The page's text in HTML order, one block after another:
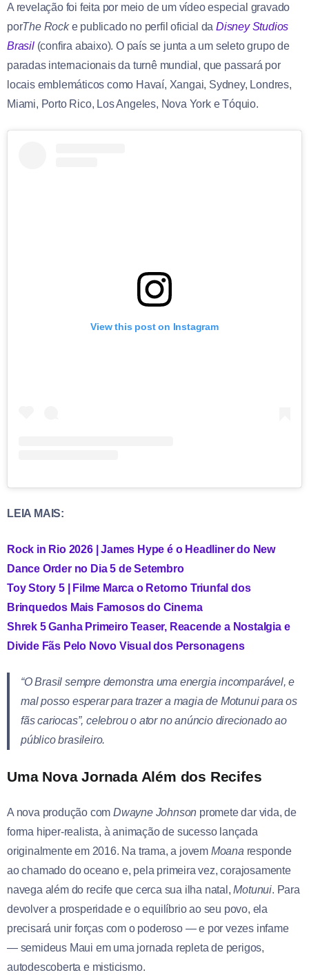
A revelação foi feita por meio de um vídeo especial gravado
porThe Rocke publicado no perfil oficial daDisney Studios
Brasil(confira abaixo). O país se junta a um seleto grupo de
paradas internacionais da turnê mundial, que passará por
locais emblemáticos como Havaí, Xangai, Sydney, Londres,
Miami, Porto Rico, Los Angeles, Nova York e Tóquio.
View this post on Instagram
LEIA MAIS:
Rock in Rio 2026 | James Hype é o Headliner do New
Dance Order no Dia 5 de Setembro
Toy Story 5 | Filme Marca o Retorno Triunfal dos
Brinquedos Mais Famosos do Cinema
Shrek 5 Ganha Primeiro Teaser, Reacende a Nostalgia e
Divide Fãs Pelo Novo Visual dos Personagens
“O Brasil sempre demonstra uma energia incomparável, e
mal posso esperar para trazer a magia de Motunui para os
fãs cariocas”, celebrou o ator no anúncio direcionado ao
público brasileiro.
Uma Nova Jornada Além dos Recifes
A nova produção com Dwayne Johnson promete dar vida, de
forma hiper-realista, à animação de sucesso lançada
originalmente em 2016. Na trama, a jovem Moana responde
ao chamado do oceano e, pela primeira vez, corajosamente
navega além do recife que cerca sua ilha natal,Motunui. Para
devolver a prosperidade e o equilíbrio ao seu povo, ela
precisará unir forças com o poderoso — e por vezes infame
— semideus Maui em uma jornada repleta de perigos,
autodescoberta e misticismo.